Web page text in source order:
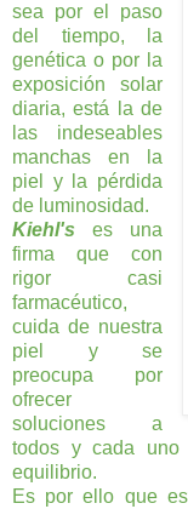
sea por el paso
del tiempo, la
genética o por la
exposición solar
diaria, está la de
las indeseables
manchas en la
piel y la pérdida
de luminosidad.
Kiehl's es una
firma que con
rigor casi
farmacéutico,
cuida de nuestra
piel y se
preocupa por
ofrecer
soluciones a
todos y cada uno
equilibrio.
Es por ello que